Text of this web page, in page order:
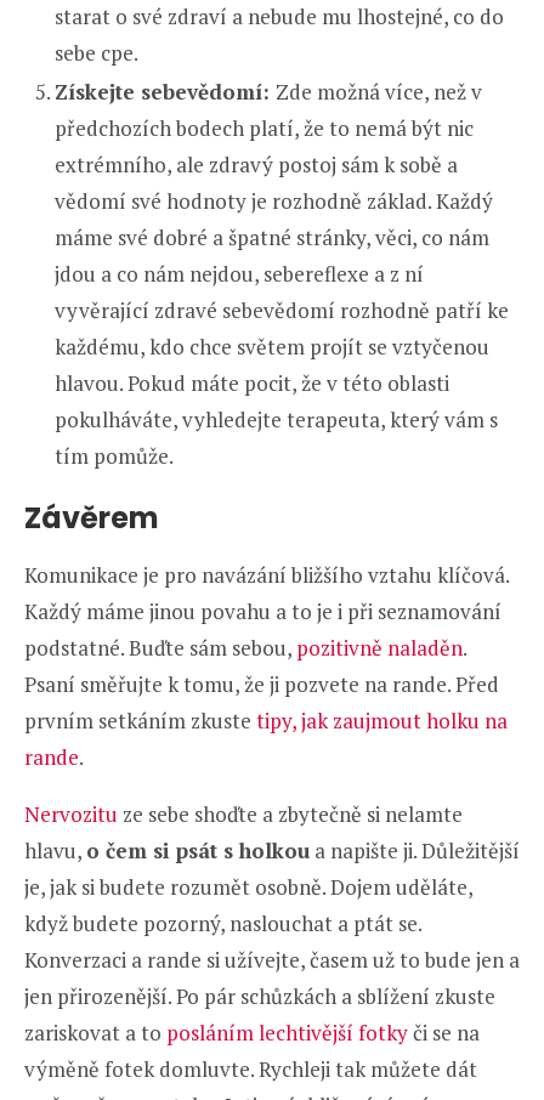
starat o své zdraví a nebude mu lhostejné, co do
sebe cpe.
Získejte sebevědomí: Zde možná více, než v
předchozích bodech platí, že to nemá být nic
extrémního, ale zdravý postoj sám k sobě a
vědomí své hodnoty je rozhodně základ. Každý
máme své dobré a špatné stránky, věci, co nám
jdou a co nám nejdou, sebereflexe a z ní
vyvěrající zdravé sebevědomí rozhodně patří ke
každému, kdo chce světem projít se vztyčenou
hlavou. Pokud máte pocit, že v této oblasti
pokulháváte, vyhledejte terapeuta, který vám s
tím pomůže.
Závěrem
Komunikace je pro navázání bližšího vztahu klíčová.
Každý máme jinou povahu a to je i při seznamování
podstatné. Buďte sám sebou, pozitivně naladěn.
Psaní směřujte k tomu, že ji pozvete na rande. Před
prvním setkáním zkuste tipy, jak zaujmout holku na
rande.
Nervozitu ze sebe shoďte a zbytečně si nelamte
hlavu, o čem si psát s holkou a napište ji. Důležitější
je, jak si budete rozumět osobně. Dojem uděláte,
když budete pozorný, naslouchat a ptát se.
Konverzaci a rande si užívejte, časem už to bude jen a
jen přirozenější. Po pár schůzkách a sblížení zkuste
zariskovat a to posláním lechtivější fotkyči se na
výměně fotek domluvte. Rychleji tak můžete dát